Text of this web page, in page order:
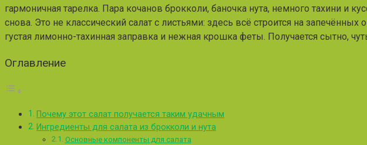
гармоничная тарелка. Пара кочанов брокколи, баночка нута, немного тахини и
снова. Это не классический салат с листьями: здесь всё строится на
густая лимонно-тахинная заправка и нежная крошка феты. Получается сытно,
Оглавление
Почему этот салат получается таким удачным
Ингредиенты для салата из брокколи и нута
Основные компоненты для салата